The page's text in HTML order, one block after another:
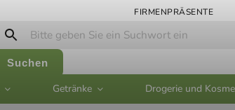
FIRMENPRÄSENTE
Suchen
Getränke Drogerie und